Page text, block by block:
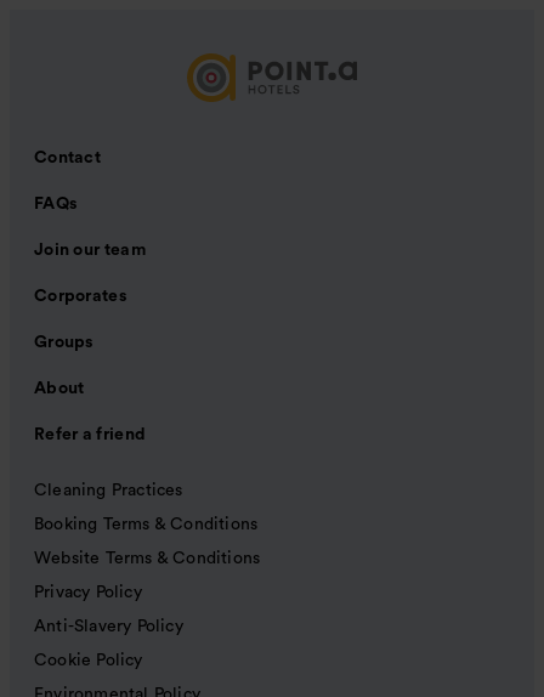
Contact
FAQs
Join our team
Corporates
Groups
About
Refer a friend
Cleaning Practices
Booking Terms & Conditions
Website Terms & Conditions
Privacy Policy
Anti-Slavery Policy
Cookie Policy